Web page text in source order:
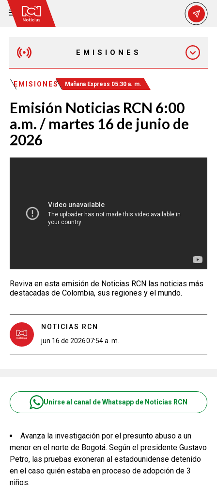
EMISIONES
EMISIÓN 12:30 PM
EMISIÓN 7:00 PM
EMISIONES Mañana Express 05:30 a. m.
Emisión Noticias RCN 6:00
a.m. / martes 16 de junio de
2026
Reviva en esta emisión de Noticias RCN las noticias más
destacadas de Colombia, sus regiones y el mundo.
NOTICIAS RCN
jun 16 de 202607:54 a. m.
Unirse al canal de Whatsapp de Noticias RCN
Avanza la investigación por el presunto abuso a un
menor en el norte de Bogotá. Según el presidente Gustavo
Petro, las pruebas exoneran al estadounidense detenido
en el caso quién estaba en proceso de adopción de 3
niños.